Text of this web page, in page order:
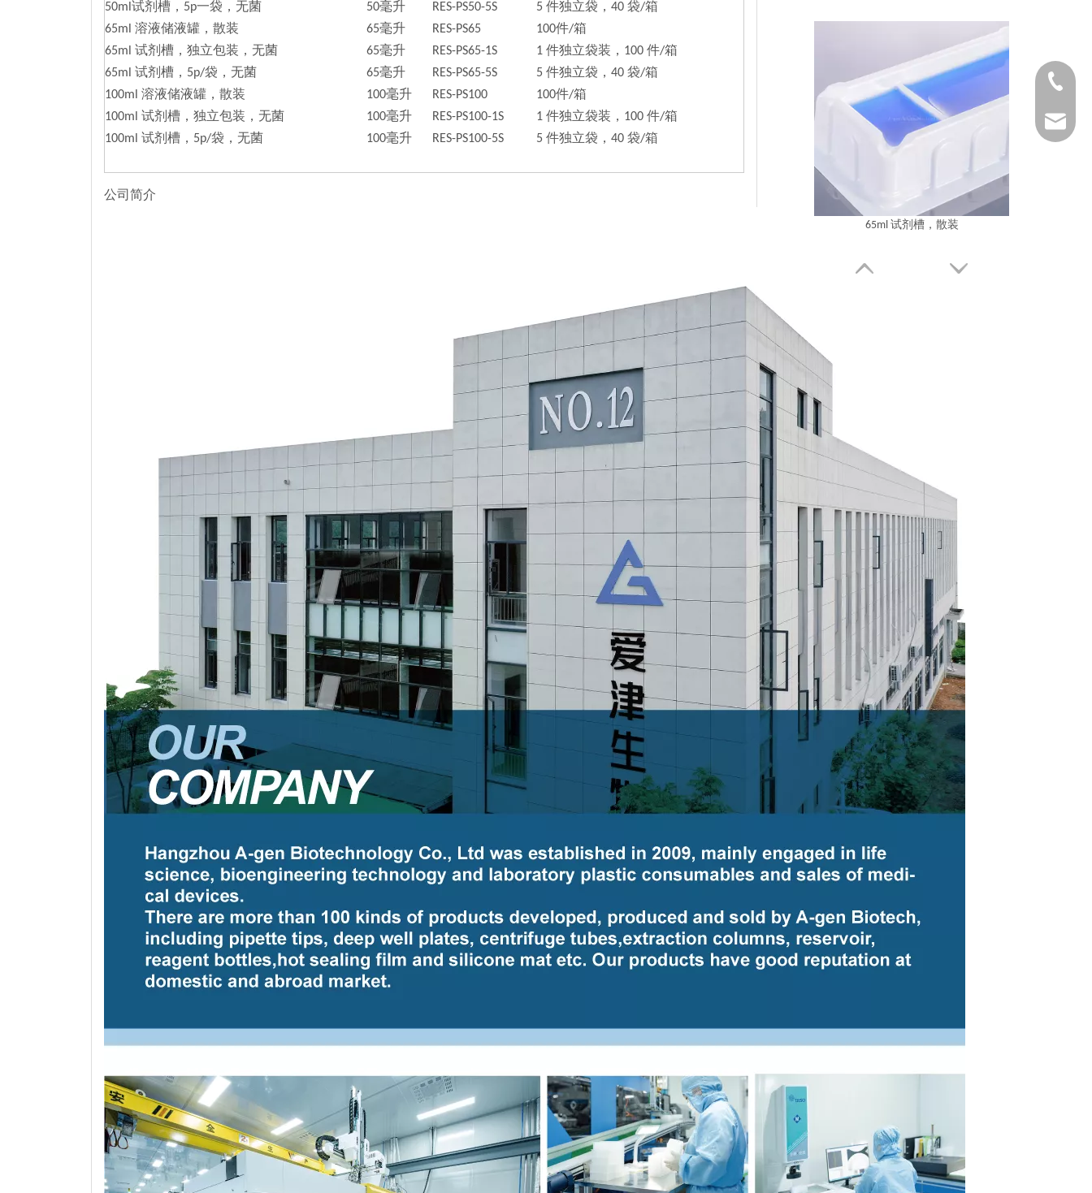
50ml试剂槽，5p一袋，无菌
50毫升 RES-PS50-5S
5 件独立袋，40 袋/箱
65ml 溶液储液罐，散装
65毫升 RES-PS65
100件/箱
65ml 试剂槽，独立包装，无菌
65毫升 RES-PS65-1S
1 件独立袋装，100 件/箱
65ml 试剂槽，5p/袋，无菌
65毫升 RES-PS65-5S
5 件独立袋，40 袋/箱
100ml 溶液储液罐，散装
100毫升 RES-PS100
100件/箱
100ml 试剂槽，独立包装，无菌
100毫升 RES-PS100-1S
1 件独立袋装，100 件/箱
100ml 试剂槽，5p/袋，无菌
100毫升 RES-PS100-5S 5 件独立袋，40 袋/箱
公司简介
65ml 试剂槽，散装
3ml 24道储液槽，多通道，低裙边
5ml 16道储液槽，多通道，低裙边
22mL 8道储液槽，多通道，中裙边